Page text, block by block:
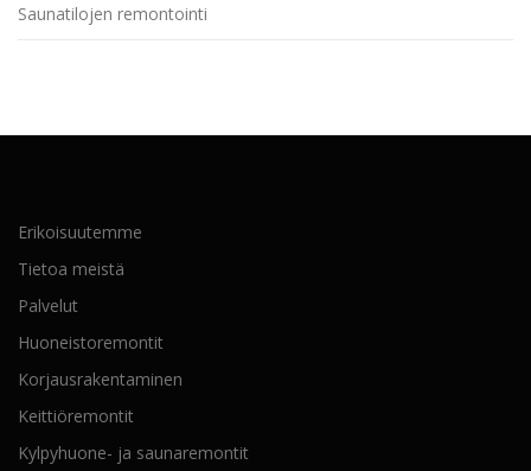
Saunatilojen remontointi
Erikoisuutemme
Tietoa meistä
Palvelut
Huoneistoremontit
Korjausrakentaminen
Keittiöremontit
Kylpyhuone- ja saunaremontit